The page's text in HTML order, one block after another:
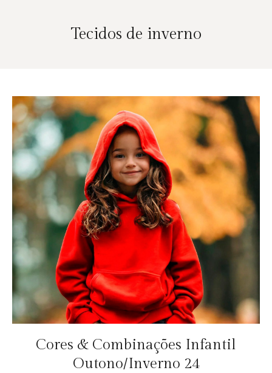
Tecidos de inverno
Cores & Combinações Infantil
Outono/Inverno 24